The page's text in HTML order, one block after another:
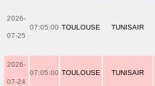
2026-
07-25
07:05:00 TOULOUSE TUNISAIR
2026-
07-24
07:05:00 TOULOUSE TUNISAIR